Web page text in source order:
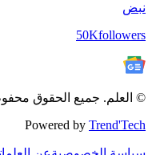
نبض
50Kfollowers
© العلم. جميع الحقوق
Powered by Trend'Tech